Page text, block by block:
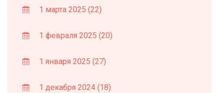
1 марта 2025 (22)
1 февраля 2025 (20)
1 января 2025 (27)
1 декабря 2024 (18)